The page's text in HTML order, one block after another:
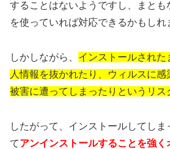
することはないようですし、まと
を使っていれば対応できるかもしれ
しかしながら、 インストールされ
人情報を抜かれたり、ウィルスに
被害に遭ってしまったりというリス
したがって、インストールしてし
てアンインストールすることを強く